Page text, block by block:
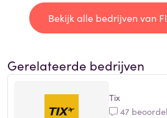
Bekijk alle bedrijven van
Gerelateerde bedrijven
Tix
47